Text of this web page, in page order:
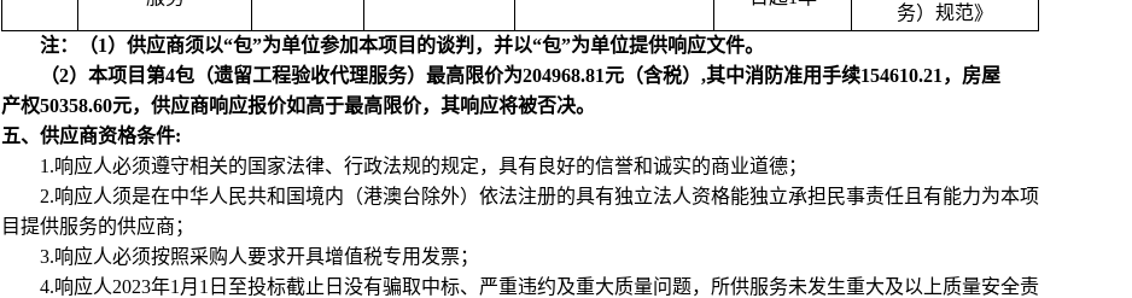
务）规范》
注：（1）供应商须以“包”为单位参加本项目的谈判，并以“包”为单位提供响应文件。
（2）本项目第4包（遗留工程验收代理服务）最高限价为204968.81元（含税）,其中消防准用手续154610.21，房屋
产权50358.60元，供应商响应报价如高于最高限价，其响应将被否决。
五、供应商资格条件:
1.响应人必须遵守相关的国家法律、行政法规的规定，具有良好的信誉和诚实的商业道德；
2.响应人须是在中华人民共和国境内（港澳台除外）依法注册的具有独立法人资格能独立承担民事责任且有能力为本项
目提供服务的供应商；
3.响应人必须按照采购人要求开具增值税专用发票；
4.响应人2023年1月1日至投标截止日没有骗取中标、严重违约及重大质量问题，所供服务未发生重大及以上质量安全责